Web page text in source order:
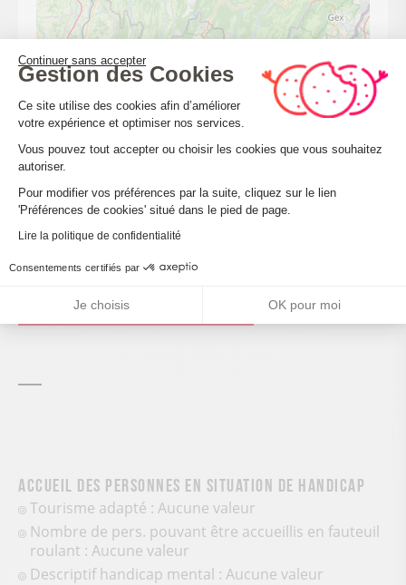
CALCULER MON ITINÉRAIRE
Accueil des personnes en situation de handicap
Tourisme adapté : Aucune valeur
Nombre de pers. pouvant être accueillis en fauteuil
roulant : Aucune valeur
Descriptif handicap mental : Aucune valeur
Continuer sans accepter
Gestion des Cookies
Plateforme de Gestion du
Ce site utilise des cookies afin d’améliorer
votre expérience et optimiser nos services.
Vous pouvez tout accepter ou choisir les cookies que vous souhaitez
autoriser.
Pour modifier vos préférences par la suite, cliquez sur le lien
'Préférences de cookies' situé dans le pied de page.
Lire la politique de confidentialité
Consentements certifiés par
Je choisis OK pour moi